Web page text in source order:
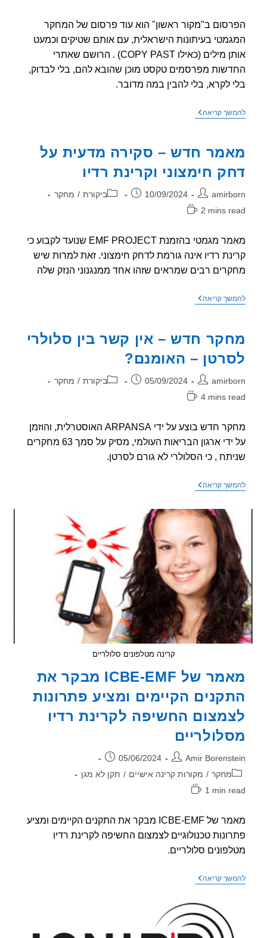
ב"מקור ראשון" הוא עוד פרסום של המחקר
בעיתונות הישראלית, עם אותם שטיקים וכמעט
אותן מילים (כאילו COPY PAST) . הרושם שאתרי
מפרסמים טקסט מוכן שהובא להם, בלי לבדוק,
לקרא, בלי להבין במה מדובר.
קריאהעוד
שלכאורה
הוכיח
שהסלולרי
לא
חדש – סקירה מדעית על
חימצוני וקרינת רדיו
פורסם:
10/09/2024 קטגוריה:
ביקורת / מחקר
2 mins
מאמר מגמטי בהזמנת EMF PROJECT שנועד לקבוע כי
רדיו אינה גורמת לדחק חימצוני. זאת למרות שיש
רבים שמראים שזהו אחד ממנגנוני הנזק שלה
קריאהמאמר
מדעית
על
דחק
חימצוני
רדיו
חדש – אין קשר בין סלולרי
– האומנם?
פורסם:
05/09/2024 קטגוריה:
ביקורת / מחקר
4 mins
מחקר חדש בוצע על ידי ARPANSA האוסטרלית, והוזמן
על ידי ארגון הבריאות העולמי, מסיק על סמך 63 מחקרים
, כי הסלולרי לא גורם לסרטן.
קריאהמחקר
אין
קשר
בין
סלולרי
לסרטן
–
האומנם?
קרינה מטלפונים סלולריים
מאמר של ICBE-EMF מבקר את
הקיימים ומציע פתרונות
החשיפה לקרינת רדיו
Amir פורסם:
05/06/2024
/ מקורות קרינה אישיים / תקן לא מגן
1 min
מאמר של ICBE-EMF מבקר את התקנים הקיימים ומציע
טכנולוגיים לצמצום החשיפה לקרינת רדיו
סלולריים.
קריאהמאמר
מבקר
את
התקנים